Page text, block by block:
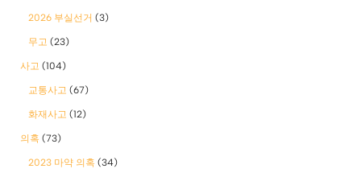
2026 부실선거 (3)
무고 (23)
사고 (104)
교통사고 (67)
화재사고 (12)
의혹 (73)
2023 마약 의혹 (34)